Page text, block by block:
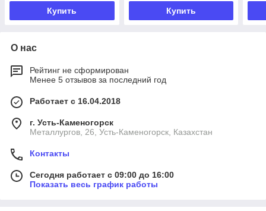
Купить Купить
О нас
Рейтинг не сформирован
Менее 5 отзывов за последний год
Работает с 16.04.2018
г. Усть-Каменогорск
Металлургов, 26, Усть-Каменогорск, Казахстан
Контакты
Сегодня работает с 09:00 до 16:00
Показать весь график работы